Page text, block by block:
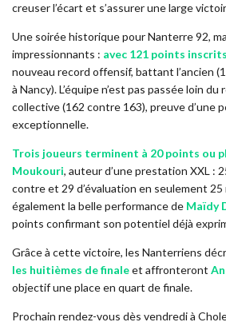
creuser l’écart et s’assurer une large
Une soirée historique pour Nanterre 92,
impressionnants : avec 121 points inscrits
nouveau record offensif, battant l’ancien
à Nancy). L’équipe n’est pas passée loin du
collective (162 contre 163), preuve d’une
exceptionnelle.
Trois joueurs terminent à 20 points ou
Moukouri, auteur d’une prestation XXL :
contre et 29 d’évaluation en seulement
également la belle performance de Maïdy
points confirmant son potentiel déjà
Grâce à cette victoire, les Nanterriens
les huitièmes de finaleet affronteront
objectif une place en quart de finale.
Prochain rendez-vous dès vendredi à